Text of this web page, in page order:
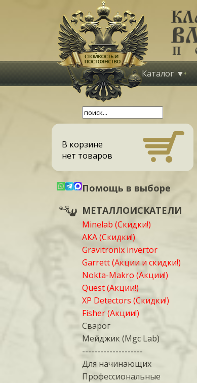
Каталог
В корзине
нет товаров
Помощь в выборе
МЕТАЛЛОИСКАТЕЛИ
Minelab (Скидки!)
АКА (Скидки!)
Gravitronix invertor
Garrett (Акции и скидки!)
Nokta-Makro (Акции!)
Quest (Акции!)
XP Detectors (Скидки!)
Fisher (Акции!)
Сварог
Мейджик (Mgc Lab)
--------------------
Для начинающих
Профессиональные